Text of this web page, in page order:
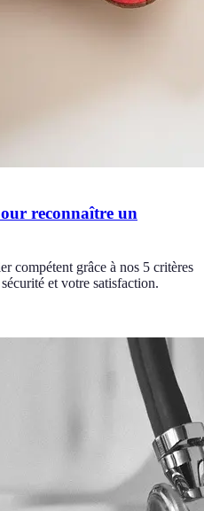
reconnaître un
compétent grâce à nos 5 critères
et votre satisfaction.